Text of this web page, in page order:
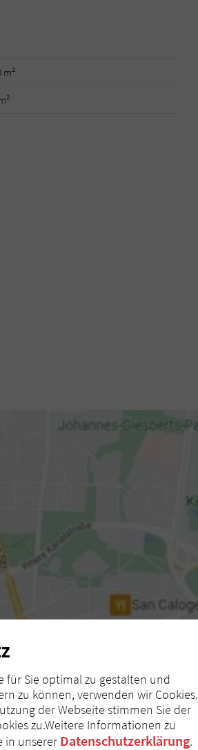
m²
für Sie optimal zu gestalten und
zu können, verwenden wir Cookies.
der Webseite stimmen Sie der
zu.Weitere Informationen zu
in unserer Datenschutzerklärung.